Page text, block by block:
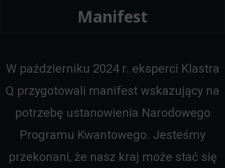
Manifest
W październiku 2024 r. eksperci Klastra
Q przygotowali manifest wskazujący na
potrzebę ustanowienia Narodowego
Programu Kwantowego. Jesteśmy
przekonani, że nasz kraj może stać się